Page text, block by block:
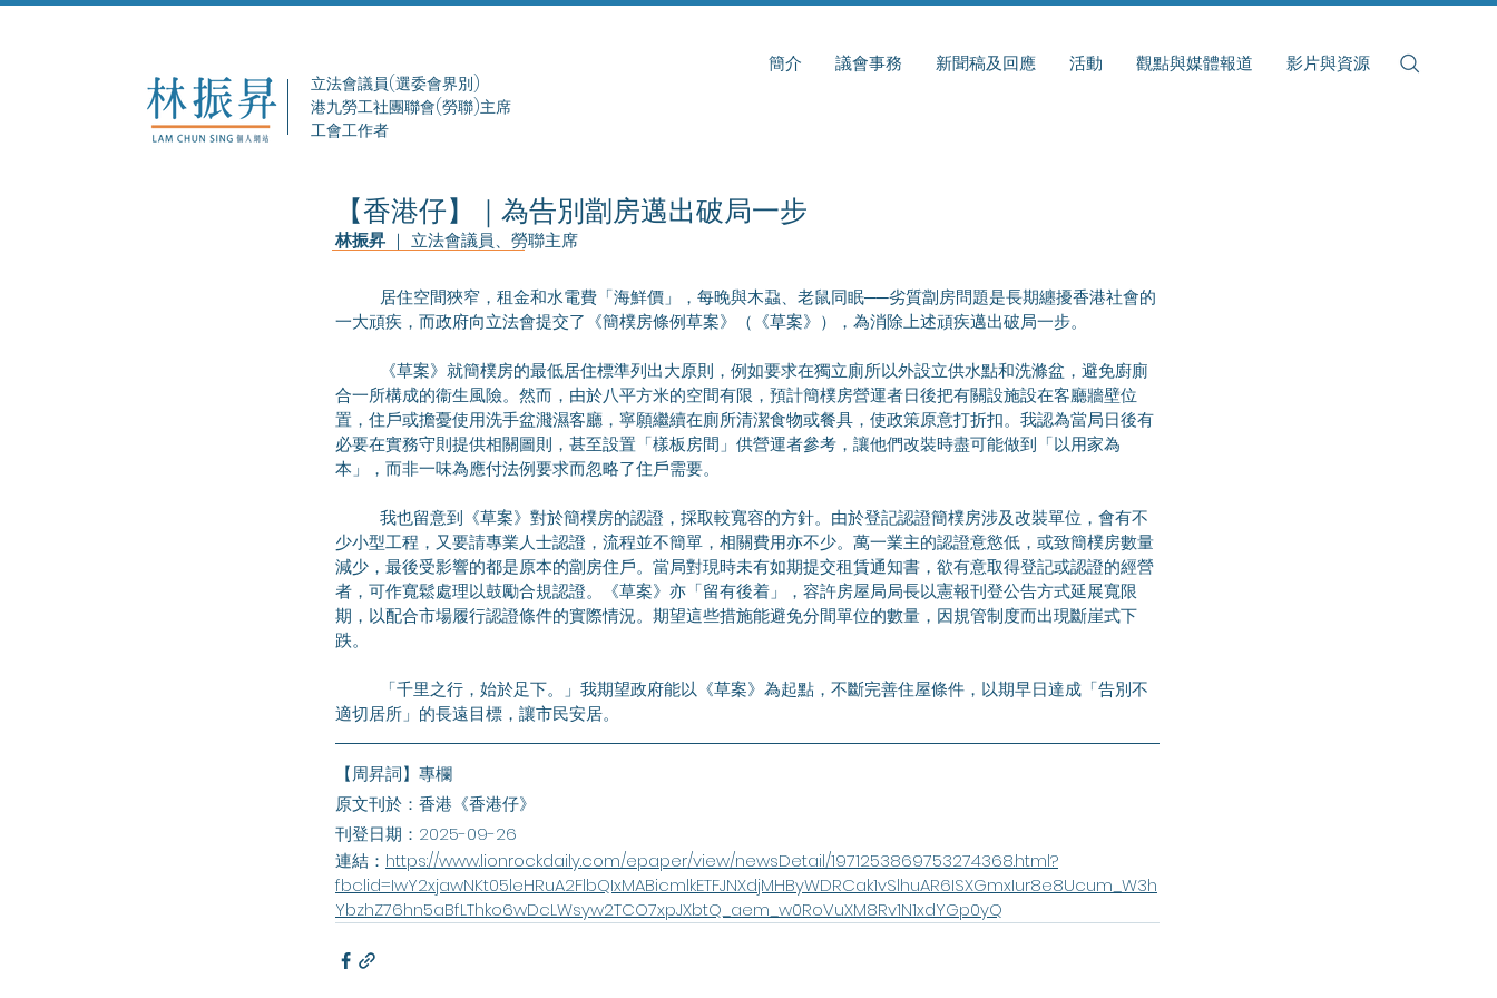
立法會議員(選委會界別)
港九勞工社團聯會(勞聯)主席
工會工作者
簡介 議會事務 新聞稿及回應 活動 觀點與媒體報道 影片與資源
【香港仔】｜為告別劏房邁出破局一步
林振昇 ｜ 立法會議員、勞聯主席
一大頑疾，而政府向立法會提交了《簡樸房條例草案》（《草案》），為消除上述頑疾邁出破局一步。
合一所構成的衞生風險。然而，由於八平方米的空間有限，預計簡樸房營運者日後把有關設施設在客廳牆壁位
置，住戶或擔憂使用洗手盆濺濕客廳，寧願繼續在廁所清潔食物或餐具，使政策原意打折扣。我認為當局日後有
必要在實務守則提供相關圖則，甚至設置「樣板房間」供營運者參考，讓他們改裝時盡可能做到「以用家為
本」，而非一味為應付法例要求而忽略了住戶需要。
少小型工程，又要請專業人士認證，流程並不簡單，相關費用亦不少。萬一業主的認證意慾低，或致簡樸房數量
減少，最後受影響的都是原本的劏房住戶。當局對現時未有如期提交租賃通知書，欲有意取得登記或認證的經營
者，可作寬鬆處理以鼓勵合規認證。《草案》亦「留有後着」，容許房屋局局長以憲報刊登公告方式延展寬限
期，以配合市場履行認證條件的實際情況。期望這些措施能避免分間單位的數量，因規管制度而出現斷崖式下
跌。
適切居所」的長遠目標，讓市民安居。
【周昇詞】專欄
原文刊於：香港《香港仔》
刊登日期：2025-09-26
連結： https://www.lionrockdaily.com/epaper/view/newsDetail/1971253869753274368.html?
fbclid=IwY2xjawNKt05leHRuA2FlbQIxMABicmlkETFJNXdjMHByWDRCak1vSlhuAR6ISXGmxIur8e8Ucum_W3h
YbzhZ76hn5aBfLThko6wDcLWsyw2TCO7xpJXbtQ_aem_w0RoVuXM8Rv1N1xdYGp0yQ